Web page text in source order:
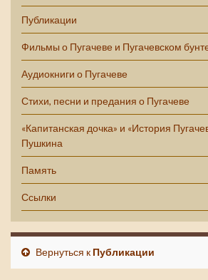
Публикации
Фильмы о Пугачеве и Пугачевском
Аудиокниги о Пугачеве
Стихи, песни и предания о Пугачеве
«Капитанская дочка» и «История
Пушкина
Память
Ссылки
Вернуться к Публикации